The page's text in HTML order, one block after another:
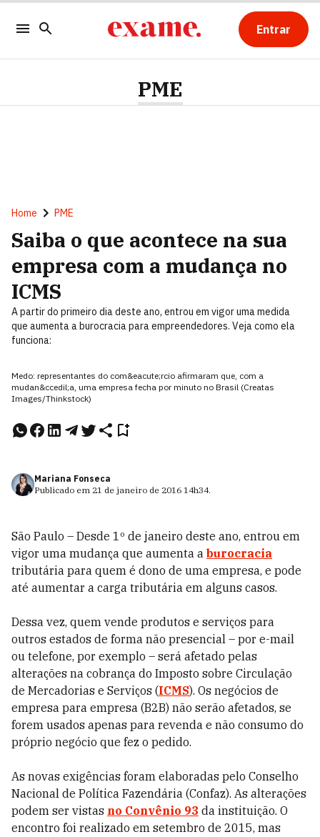
Entrar
PME
Home PME
Saiba o que acontece na sua
empresa com a mudança no
ICMS
A partir do primeiro dia deste ano, entrou em vigor uma medida
que aumenta a burocracia para empreendedores. Veja como ela
funciona:
Medo: representantes do com&eacute;rcio afirmaram que, com a
mudan&ccedil;a, uma empresa fecha por minuto no Brasil (Creatas
Images/Thinkstock)
Mariana Fonseca
Publicado em 21 de janeiro de 2016 14h34.
São Paulo – Desde 1º de janeiro deste ano, entrou em
vigor uma mudança que aumenta a burocracia
tributária para quem é dono de uma empresa, e pode
até aumentar a carga tributária em alguns casos.
Dessa vez, quem vende produtos e serviços para
outros estados de forma não presencial – por e-mail
ou telefone, por exemplo – será afetado pelas
alterações na cobrança do Imposto sobre Circulação
de Mercadorias e Serviços (ICMS). Os negócios de
empresa para empresa (B2B) não serão afetados, se
forem usados apenas para revenda e não consumo do
próprio negócio que fez o pedido.
As novas exigências foram elaboradas pelo Conselho
Nacional de Política Fazendária (Confaz). As alterações
podem ser vistas no Convênio 93 da instituição. O
encontro foi realizado em setembro de 2015, mas